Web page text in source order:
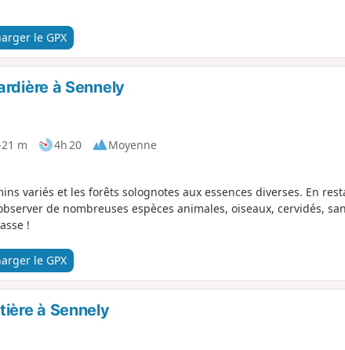
le GPX
à Sennely
m 4h 20
Moyenne
variés et les forêts solognotes aux essences diverses. En
de nombreuses espèces animales, oiseaux, cervidés,
!
le GPX
à Sennely